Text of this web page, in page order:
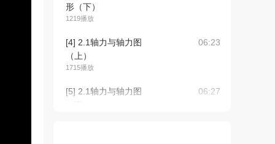
形（下）
1219播放
[4] 2.1轴力与轴力图
（上）
1715播放
06:23
[5] 2.1轴力与轴力图
06:27